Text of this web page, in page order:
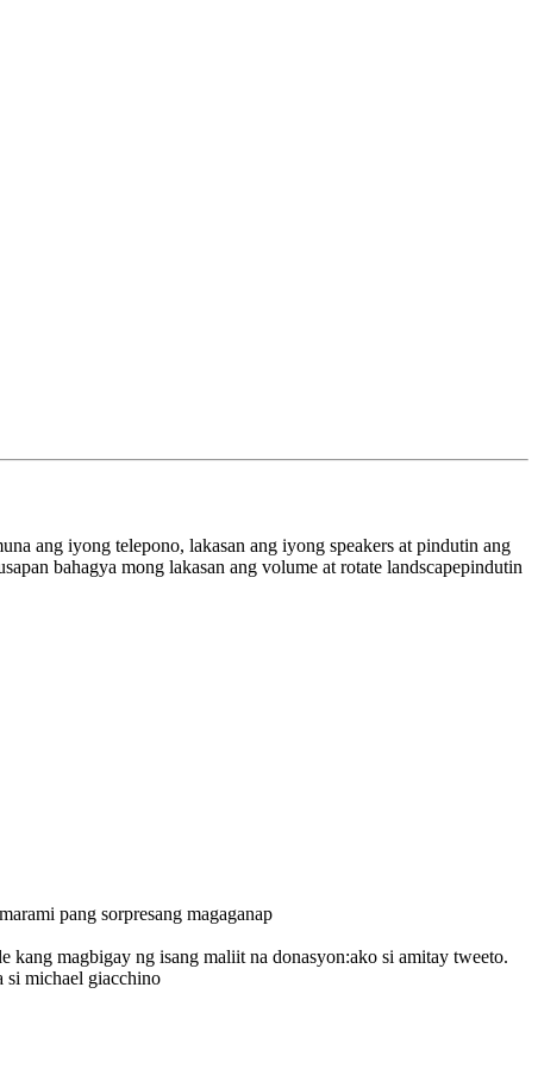
ang iyong telepono, lakasan ang iyong speakers at pindutin ang
bahagya mong lakasan ang volume at rotate landscapepindutin
pang sorpresang magaganap
kang magbigay ng isang maliit na donasyon:ako si amitay tweeto.
si michael giacchino